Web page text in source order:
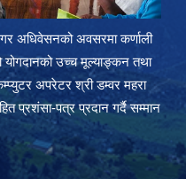
अधिवेसनको अवसरमा कर्णाली
योगदानको उच्च मूल्याङ्कन तथा
अपरेटर श्री डम्वर महरा
प्रशंसा-पत्र प्रदान गर्दै सम्मान